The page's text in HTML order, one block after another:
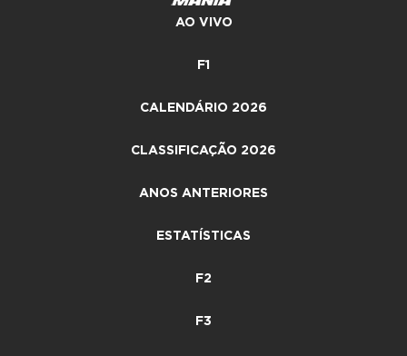
AO VIVO
F1
CALENDÁRIO 2026
CLASSIFICAÇÃO 2026
ANOS ANTERIORES
ESTATÍSTICAS
F2
F3